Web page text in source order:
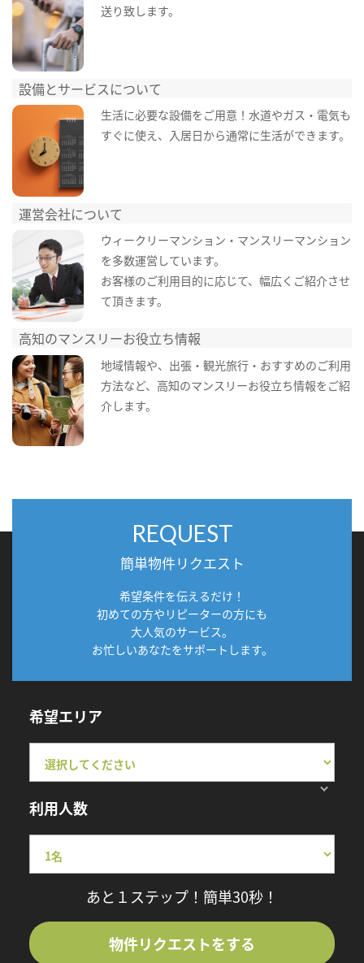
送り致します。
設備とサービスについて
生活に必要な設備をご用意！水道やガス・電気も
すぐに使え、入居日から通常に生活ができます。
運営会社について
ウィークリーマンション・マンスリーマンション
を多数運営しています。
お客様のご利用目的に応じて、幅広くご紹介させ
て頂きます。
高知のマンスリーお役立ち情報
地域情報や、出張・観光旅行・おすすめのご利用
方法など、高知のマンスリーお役立ち情報をご紹
介します。
REQUEST
簡単物件リクエスト
希望条件を伝えるだけ！
初めての方やリピーターの方にも
大人気のサービス。
お忙しいあなたをサポートします。
希望エリア
利用人数
あと１ステップ！簡単30秒！
物件リクエストをする